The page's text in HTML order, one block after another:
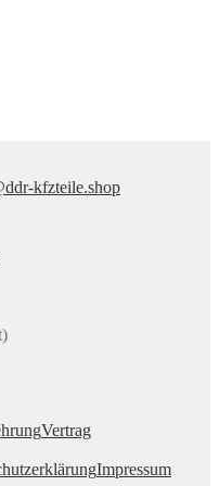
kfzteile.shop
Vertrag
Impressum